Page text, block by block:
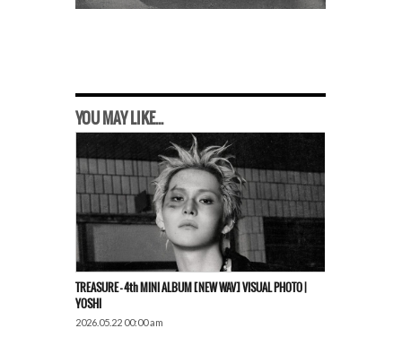
YOU MAY LIKE...
TREASURE – 4th MINI ALBUM [NEW WAV] VISUAL PHOTO |
YOSHI
2026.05.22 00:00 am